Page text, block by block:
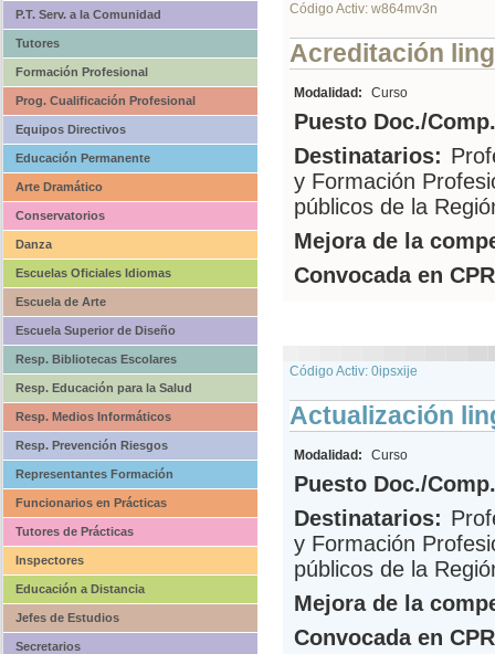
P.T. Serv. a la Comunidad
Tutores
Formación Profesional
Prog. Cualificación Profesional
Equipos Directivos
Educación Permanente
Arte Dramático
Conservatorios
Danza
Escuelas Oficiales Idiomas
Escuela de Arte
Escuela Superior de Diseño
Resp. Bibliotecas Escolares
Resp. Educación para la Salud
Resp. Medios Informáticos
Resp. Prevención Riesgos
Representantes Formación
Funcionarios en Prácticas
Tutores de Prácticas
Inspectores
Educación a Distancia
Jefes de Estudios
Secretarios
Código Activ: w864mv3n
Acreditación
Modalidad: Curso
Puesto Doc./
Destinatarios:
y Formación
públicos de la
Mejora de la
Convocada en
Código Activ: 0ipsxije
Actualización
Modalidad: Curso
Puesto Doc./
Destinatarios:
y Formación
públicos de la
Mejora de la
Convocada en